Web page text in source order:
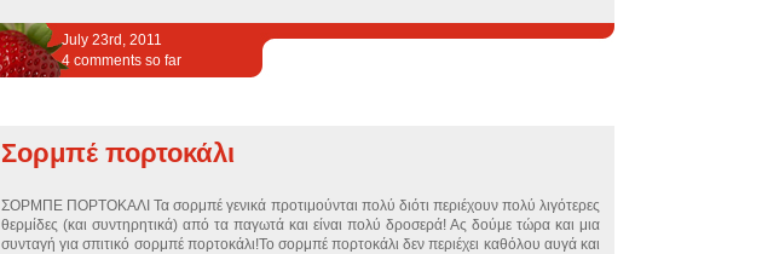
July 23rd, 2011
4 comments so far
Σορμπέ πορτοκάλι
ΣΟΡΜΠΕ ΠΟΡΤΟΚΑΛΙ Τα σορμπέ γενικά προτιμούνται πολύ διότι περιέχουν πολύ λιγότερες
θερμίδες (και συντηρητικά) από τα παγωτά και είναι πολύ δροσερά! Ας δούμε τώρα και μια
συνταγή για σπιτικό σορμπέ πορτοκάλι!Το σορμπέ πορτοκάλι δεν περιέχει καθόλου αυγά και